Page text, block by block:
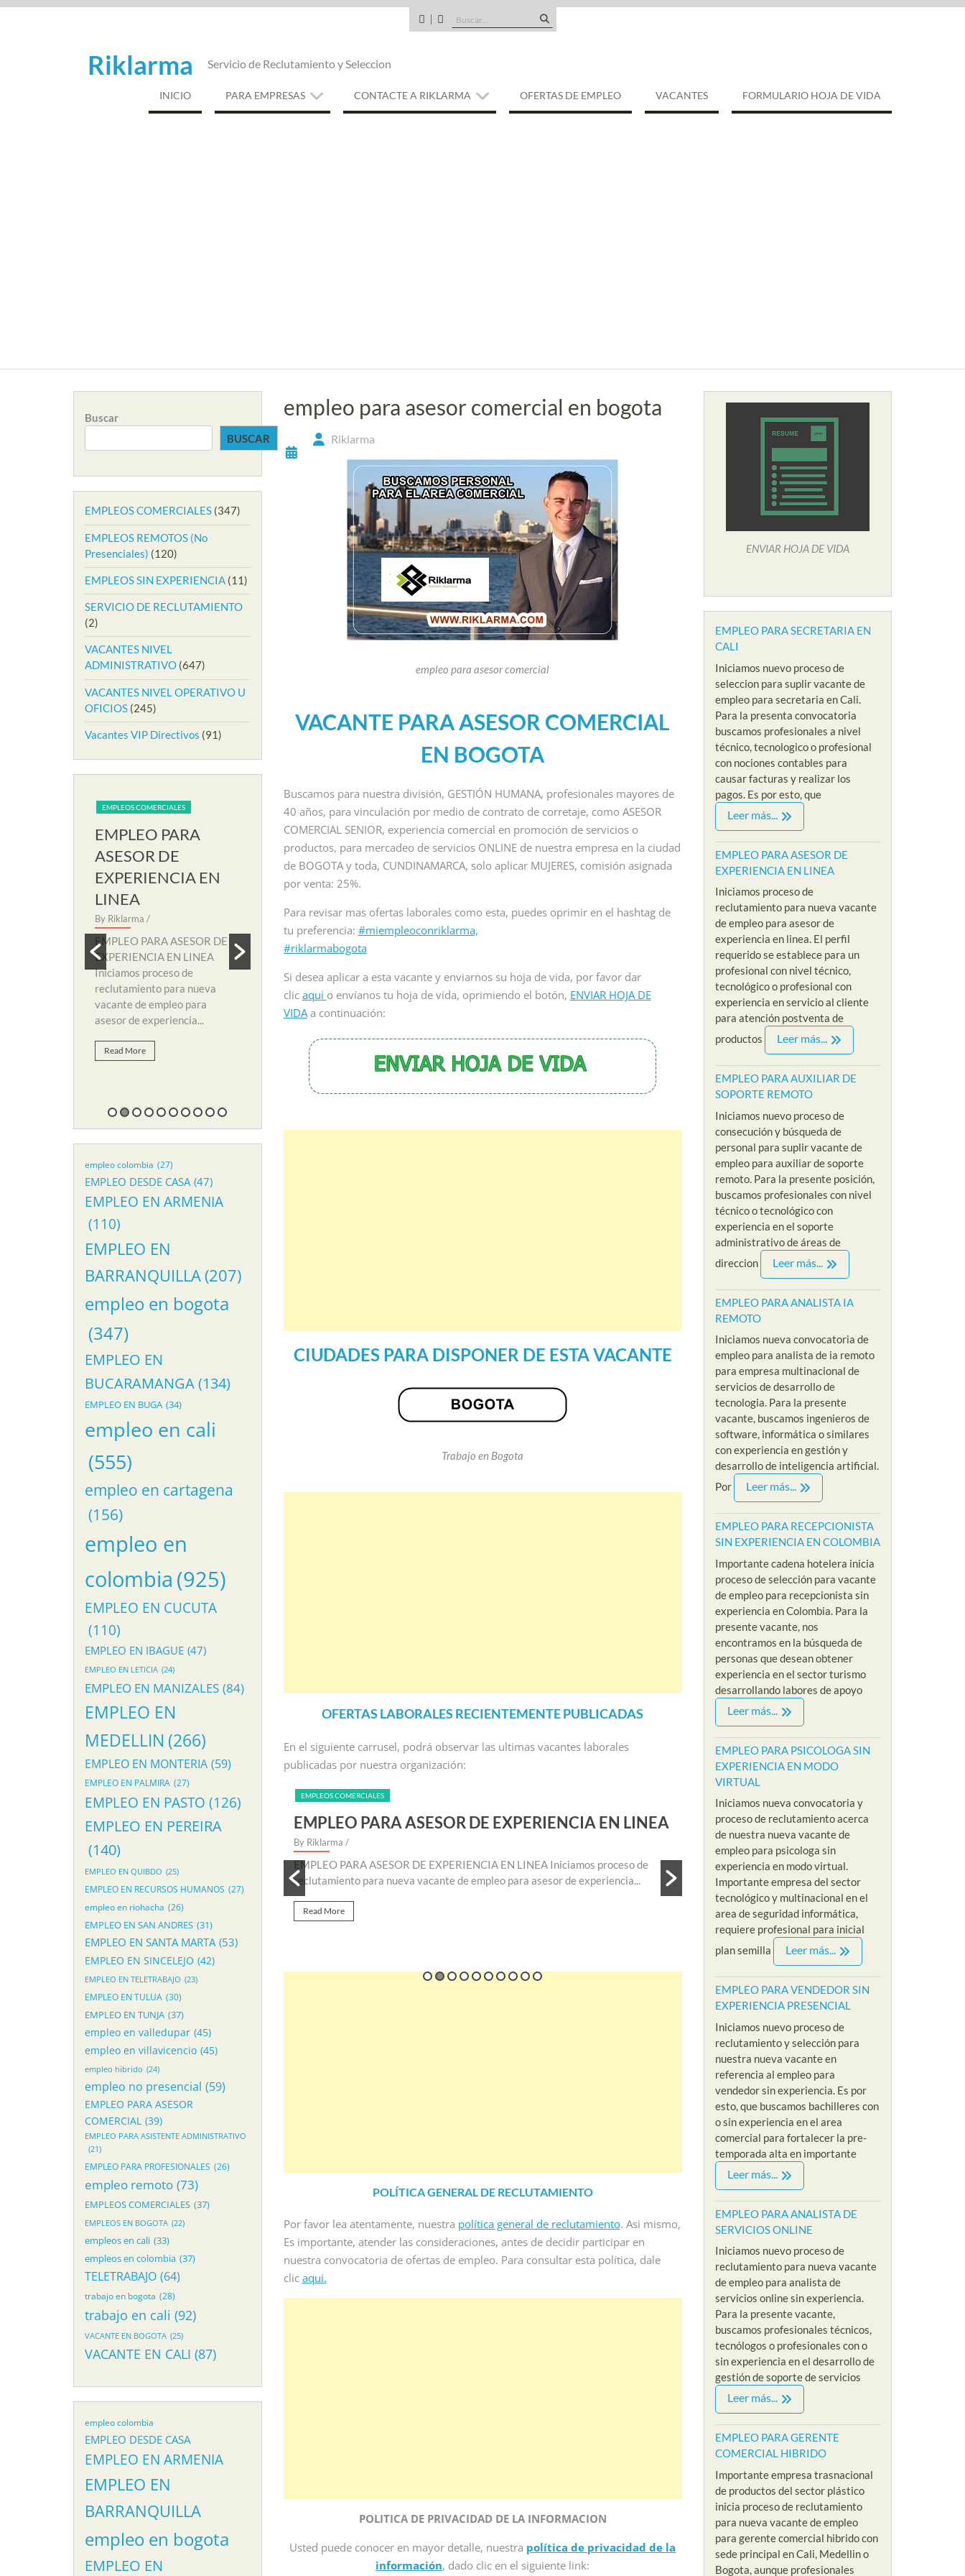
Saltar
CANDIDATOS
QUE
SOMOS
Buscar:
Riklarma Servicio de Reclutamiento y Seleccion
INICIO PARA EMPRESAS CONTACTE A RIKLARMA OFERTAS DE EMPLEO VACANTES FORMULARIO HOJA DE VIDA
empleo para asesor comercial en bogota
Riklarma
empleo para asesor comercial
VACANTE PARA ASESOR COMERCIAL
EN BOGOTA
Buscamos para nuestra división, GESTIÓN HUMANA, profesionales mayores de
40 años, para vinculación por medio de contrato de corretaje, como ASESOR
COMERCIAL SENIOR, experiencia comercial en promoción de servicios o
productos, para mercadeo de servicios ONLINE de nuestra empresa en la ciudad
de BOGOTA y toda, CUNDINAMARCA, solo aplicar MUJERES, comisión asignada
por venta: 25%.
Para revisar mas ofertas laborales como esta, puedes oprimir en el hashtag de
tu preferencia: #miempleoconriklarma,
#riklarmabogota
Si desea aplicar a esta vacante y enviarnos su hoja de vida, por favor dar
clic aqui o envíanos tu hoja de vida, oprimiendo el botón, ENVIAR HOJA DE
VIDAa continuación:
CIUDADES PARA DISPONER DE ESTA VACANTE
Trabajo en Bogota
OFERTAS LABORALES RECIENTEMENTE PUBLICADAS
En el siguiente carrusel, podrá observar las ultimas vacantes laborales
publicadas por nuestra organización:
PARA ASESOR DE EXPERIENCIA EN LINEA
PARA ASESOR DE EXPERIENCIA EN LINEA Iniciamos proceso de
para nueva vacante de empleo para asesor de experiencia...
EMPLEOS COMERCIALES
EMPLEO PARA AUXILIAR DE SOPORTE REMOTO
EMPLEO PARA AUXILIAR DE SOPORTE REMOTO Iniciamos nuevo proceso de
consecución y búsqueda de personal para suplir vacante de empleo...
EMPLEO PARA ANALISTA
By Riklarma/
EMPLEO PARA ANALISTA IA
empleo para analista de ia remoto para
Read More
POLÍTICA GENERAL DE RECLUTAMIENTO
Por favor lea atentamente, nuestra política general de reclutamiento. Asi mismo,
Es importante, atender las consideraciones, antes de decidir participar en
nuestra convocatoria de ofertas de empleo. Para consultar esta política, dale
clic aqui.
POLITICA DE PRIVACIDAD DE LA INFORMACION
Usted puede conocer en mayor detalle, nuestra política de privacidad de la
información, dado clic en el siguiente link:
ENVIAR HOJA DE VIDA
EMPLEO PARA SECRETARIA EN
CALI
Iniciamos nuevo proceso de
seleccion para suplir vacante de
empleo para secretaria en Cali.
Para la presenta convocatoria
buscamos profesionales a nivel
técnico, tecnologico o profesional
con nociones contables para
causar facturas y realizar los
pagos. Es por esto, que
Leer más...
EMPLEO PARA ASESOR DE
EXPERIENCIA EN LINEA
Iniciamos proceso de
reclutamiento para nueva vacante
de empleo para asesor de
experiencia en linea. El perfil
requerido se establece para un
profesional con nivel técnico,
tecnológico o profesional con
experiencia en servicio al cliente
para atención postventa de
productos
Leer más...
EMPLEO PARA AUXILIAR DE
SOPORTE REMOTO
Iniciamos nuevo proceso de
consecución y búsqueda de
personal para suplir vacante de
empleo para auxiliar de soporte
remoto. Para la presente posición,
buscamos profesionales con nivel
técnico o tecnológico con
experiencia en el soporte
administrativo de áreas de
direccion
Leer más...
EMPLEO PARA ANALISTA IA
REMOTO
Iniciamos nueva convocatoria de
empleo para analista de ia remoto
para empresa multinacional de
servicios de desarrollo de
tecnologia. Para la presente
vacante, buscamos ingenieros de
software, informática o similares
con experiencia en gestión y
desarrollo de inteligencia artificial.
Por
Leer más...
EMPLEO PARA RECEPCIONISTA
SIN EXPERIENCIA EN COLOMBIA
Importante cadena hotelera inicia
proceso de selección para vacante
de empleo para recepcionista sin
experiencia en Colombia. Para la
presente vacante, nos
encontramos en la búsqueda de
personas que desean obtener
experiencia en el sector turismo
desarrollando labores de apoyo
Leer más...
EMPLEO PARA PSICOLOGA SIN
EXPERIENCIA EN MODO
VIRTUAL
Iniciamos nueva convocatoria y
proceso de reclutamiento acerca
de nuestra nueva vacante de
empleo para psicologa sin
experiencia en modo virtual.
Importante empresa del sector
tecnológico y multinacional en el
area de seguridad informática,
requiere profesional para inicial
plan semilla
Leer más...
EMPLEO PARA VENDEDOR SIN
EXPERIENCIA PRESENCIAL
Iniciamos nuevo proceso de
reclutamiento y selección para
nuestra nueva vacante en
referencia al empleo para
vendedor sin experiencia. Es por
esto, que buscamos bachilleres con
o sin experiencia en el area
comercial para fortalecer la pre-
temporada alta en importante
Leer más...
EMPLEO PARA ANALISTA DE
SERVICIOS ONLINE
Iniciamos nuevo proceso de
reclutamiento para nueva vacante
de empleo para analista de
servicios online sin experiencia.
Para la presente vacante,
buscamos profesionales técnicos,
tecnólogos o profesionales con o
sin experiencia en el desarrollo de
gestión de soporte de servicios
Leer más...
EMPLEO PARA GERENTE
COMERCIAL HIBRIDO
Importante empresa trasnacional
de productos del sector plástico
inicia proceso de reclutamiento
para nueva vacante de empleo
para gerente comercial hibrido con
sede principal en Cali, Medellin o
Bogota, aunque profesionales
Buscar
BUSCAR
EMPLEOS COMERCIALES (347)
EMPLEOS REMOTOS (No
Presenciales) (120)
EMPLEOS SIN EXPERIENCIA (11)
SERVICIO DE RECLUTAMIENTO
(2)
VACANTES NIVEL
ADMINISTRATIVO (647)
VACANTES NIVEL OPERATIVO U
OFICIOS (245)
Vacantes VIP Directivos (91)
EN
PARA ASESOR DE
EN LINEA
para nueva
EMPLEOS COMERCIALES
EMPLEO PARA
AUXILIAR DE
SOPORTE REMOTO
EMPLEO PARA AUXILIAR DE
SOPORTE REMOTO Iniciamos
nuevo proceso de consecución
y búsqueda de personal para
suplir vacante de empleo...
Read More
EMPLEOS COMERCIALES
EMPLEO PARA
ANALISTA IA
REMOTO
EMPLEO PARA ANALISTA IA
REMOTO Iniciamos nueva
convocatoria de empleo para
empresa multinacional de
servicios...
VACANTES NIVEL ADMINISTRATIVO
EMPLEO PARA
RECEPCIONISTA
SIN EXPERIENCIA
By Riklarma/
inicia proceso de selección
para vacante de empleo para
recepcionista sin experiencia
EMPLEOS SIN EXPERIENCIA
VACANTES NIVEL ADMINISTRATIVO
EMPLEO PARA
PSICOLOGA SIN
EXPERIENCIA EN
MODO VIRTUAL
empleo para psicologa
Iniciamos nueva convocatoria
y proceso de reclutamiento
acerca de nuestra nueva
vacante de empleo para
psicologa sin...
Read More
EMPLEO PARA
VENDEDOR SIN
EXPERIENCIA
PRESENCIAL
By Riklarma
EMPLEO PARA VENDEDOR
SIN EXPERIENCIA Iniciamos
nuevo proceso de
reclutamiento y selección para
nuestra nueva vacante en
referencia al empleo...
empleo colombia (27)
EMPLEO DESDE CASA (47)
EMPLEO EN ARMENIA
(110)
EMPLEO EN
BARRANQUILLA(207)
empleo en bogota
(347)
EMPLEO EN
BUCARAMANGA(134)
EMPLEO EN BUGA (34)
empleo en cali
(555)
empleo en cartagena
(156)
empleo en
colombia (925)
EMPLEO EN CUCUTA
(110)
EMPLEO EN IBAGUE (47)
EMPLEO EN LETICIA (24)
EMPLEO EN MANIZALES (84)
EMPLEO EN
MEDELLIN (266)
EMPLEO EN MONTERIA (59)
EMPLEO EN PALMIRA (27)
EMPLEO EN PASTO (126)
EMPLEO EN PEREIRA
(140)
EMPLEO EN QUIBDO (25)
EMPLEO EN RECURSOS HUMANOS (27)
empleo en riohacha (26)
EMPLEO EN SAN ANDRES (31)
EMPLEO EN SANTA MARTA (53)
EMPLEO EN SINCELEJO (42)
EMPLEO EN TELETRABAJO (23)
EMPLEO EN TULUA (30)
EMPLEO EN TUNJA (37)
empleo en valledupar (45)
empleo en villavicencio (45)
empleo hibrido (24)
empleo no presencial (59)
EMPLEO PARA ASESOR
COMERCIAL (39)
EMPLEO PARA ASISTENTE ADMINISTRATIVO
(21)
EMPLEO PARA PROFESIONALES (26)
empleo remoto (73)
EMPLEOS COMERCIALES (37)
EMPLEOS EN BOGOTA (22)
empleos en cali (33)
empleos en colombia (37)
TELETRABAJO (64)
trabajo en bogota (28)
trabajo en cali (92)
VACANTE EN BOGOTA (25)
VACANTE EN CALI (87)
empleo colombia
EMPLEO DESDE CASA
EMPLEO EN ARMENIA
EMPLEO EN
BARRANQUILLA
empleo en bogota
EMPLEO EN